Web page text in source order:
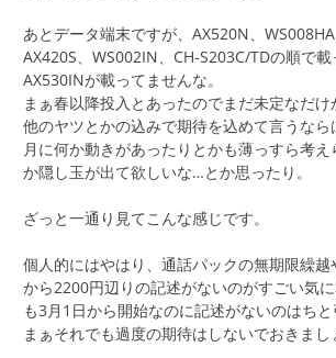
あとデータ端末ですが、AX520N、WS008HA
AX420S、WS002IN、CH-S203C/TDの順で載
AX530INが載ってませんな。
まぁ春以降投入とあったのでまだ未定なだ
他のヤツとかの込みで期待を込めて言うな
月に何か動きがあったりとかも薄っすら考
か隠し玉が出て欲しいな…とか思ったり。
ざっと一通り見てこんな感じです。
個人的にはやはり、通話パックの無期限繰越
から2200円辺りの記述がないのがすごい気
も3月1日から開始なのに記述がないのはちと
まぁそれでも過度の期待はしないでおきまし